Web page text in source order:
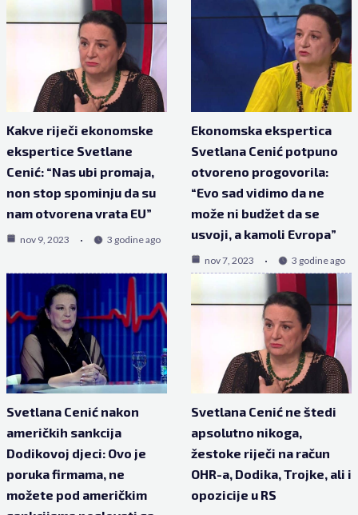
Kakve riječi ekonomske
ekspertice Svetlane
Cenić: “Nas ubi promaja,
non stop spominju da su
nam otvorena vrata EU”
nov 9, 2023 3 godine ago
Ekonomska ekspertica
Svetlana Cenić potpuno
otvoreno progovorila:
“Evo sad vidimo da ne
može ni budžet da se
usvoji, a kamoli Evropa”
nov 7, 2023 3 godine ago
Svetlana Cenić nakon
američkih sankcija
Dodikovoj djeci: Ovo je
poruka firmama, ne
možete pod američkim
Svetlana Cenić ne štedi
apsolutno nikoga,
žestoke riječi na račun
OHR-a, Dodika, Trojke, ali i
opozicije u RS